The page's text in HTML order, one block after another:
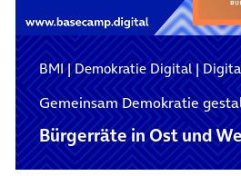
BMI|Demokratie Digital|
Gemeinsam Demokratie
Bürgerräte in Ost und